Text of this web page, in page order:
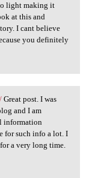
light making it
at this and
I cant believe
you definitely
Great post. I was
and I am
information
for such info a lot. I
a very long time.